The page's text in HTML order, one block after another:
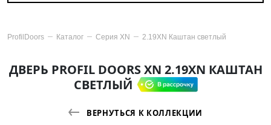
ProfilDoors Каталог Серия XN 2.19XN Каштан светлый
ДВЕРЬ PROFIL DOORS XN 2.19XN КАШТАН
СВЕТЛЫЙ
ВЕРНУТЬСЯ К КОЛЛЕКЦИИ